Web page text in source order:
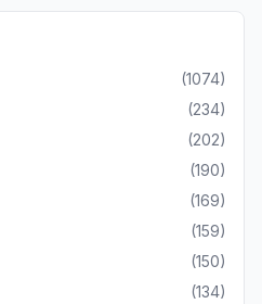
(1074)
(234)
(202)
(190)
(169)
(159)
(150)
(134)